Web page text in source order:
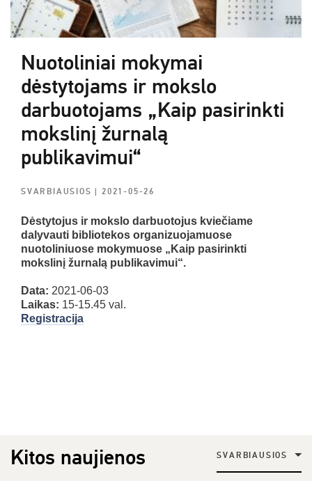
Nuotoliniai mokymai
dėstytojams ir mokslo
darbuotojams „Kaip pasirinkti
mokslinį žurnalą
publikavimui“
SVARBIAUSIOS | 2021-05-26
Dėstytojus ir mokslo darbuotojus kviečiame
dalyvauti bibliotekos organizuojamuose
nuotoliniuose mokymuose „Kaip pasirinkti
mokslinį žurnalą publikavimui“.
Data: 2021-06-03
Laikas: 15-15.45 val.
Registracija
Kitos naujienos SVARBIAUSIOS